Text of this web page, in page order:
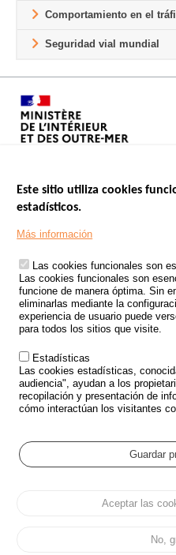
Comportamiento en el
Seguridad vial mundial
Footer
TRATAMIENTO DE DATOS
ACCIDENTES DE TRÁFICO
ESTUDIOS
CONVOCATORIA DE
POLÍTICA DE SEGURIDAD VIAL
Outils
EVENTOS
GLOSARIO
Cookie settings
Protección de
Este sitio utiliza cookies
estadísticos.
Más información
Las cookies funcionales son
Las cookies funcionales son
funcione de manera óptima. Sin
eliminarlas mediante la
experiencia de usuario puede
para todos los sitios que visite.
Estadísticas
Las cookies estadísticas,
audiencia", ayudan a los
recopilación y presentación de
cómo interactúan los visitantes
Guardar
Aceptar las
No,